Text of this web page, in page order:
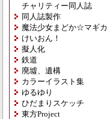
チャリティー同人誌
同人誌製作
魔法少女まどか☆マギカ
けいおん！
擬人化
鉄道
廃墟、遺構
カラーイラスト集
ゆるゆり
ひだまりスケッチ
東方Project